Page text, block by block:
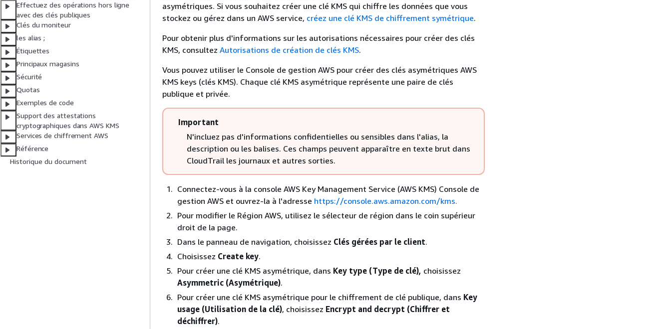
Effectuez des opérations hors ligne
avec des clés publiques
Clés du moniteur
les alias ;
Étiquettes
Principaux magasins
Sécurité
Quotas
Exemples de code
Support des attestations
cryptographiques dans AWS KMS
Services de chiffrement AWS
Référence
Historique du document
asymétriques. Si vous souhaitez créer une clé KMS qui chiffre les données que vous
stockez ou gérez dans un AWS service, créez une clé KMS de chiffrement symétrique.
Pour obtenir plus d'informations sur les autorisations nécessaires pour créer des clés
KMS, consultez Autorisations de création de clés KMS.
Vous pouvez utiliser le Console de gestion AWS pour créer des clés asymétriques AWS
KMS keys (clés KMS). Chaque clé KMS asymétrique représente une paire de clés
publique et privée.
Important
N'incluez pas d'informations confidentielles ou sensibles dans l'alias, la
description ou les balises. Ces champs peuvent apparaître en texte brut dans
CloudTrail les journaux et autres sorties.
Connectez-vous à la console AWS Key Management Service (AWS KMS) Console de
gestion AWS et ouvrez-la à l'adresse https://console.aws.amazon.com/kms.
Pour modifier le Région AWS, utilisez le sélecteur de région dans le coin supérieur
droit de la page.
Dans le panneau de navigation, choisissez Clés gérées par le client.
Choisissez Create key.
Pour créer une clé KMS asymétrique, dans Key type (Type de clé), choisissez
Asymmetric (Asymétrique).
Pour créer une clé KMS asymétrique pour le chiffrement de clé publique, dans Key
usage (Utilisation de la clé), choisissez Encrypt and decrypt (Chiffrer et
déchiffrer).